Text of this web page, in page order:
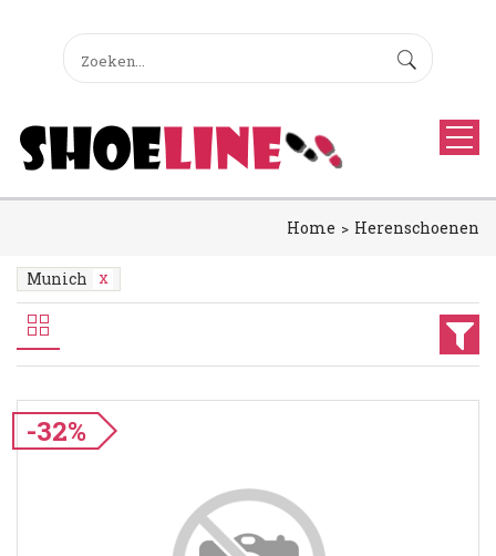
Home Herenschoenen
Munich
-32%